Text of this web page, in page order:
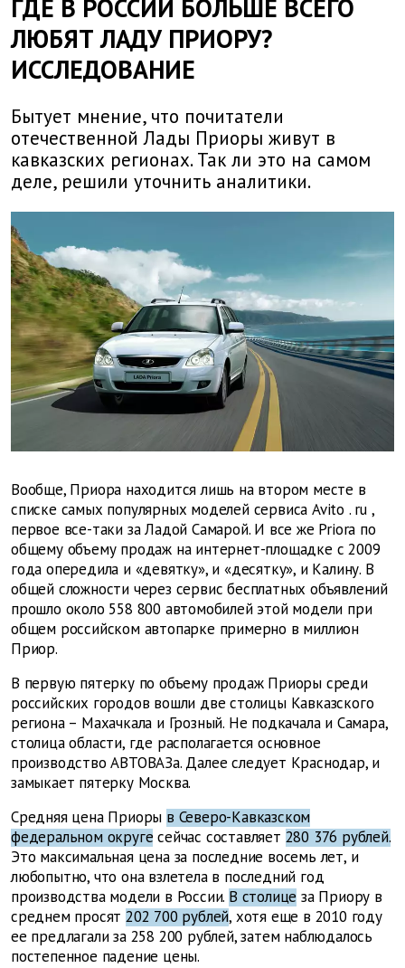
ГДЕ В РОССИИ БОЛЬШЕ ВСЕГО
ЛЮБЯТ ЛАДУ ПРИОРУ?
ИССЛЕДОВАНИЕ
Бытует мнение, что почитатели
отечественной Лады Приоры живут в
кавказских регионах. Так ли это на самом
деле, решили уточнить аналитики.
Вообще, Приора находится лишь на втором месте в
списке самых популярных моделей сервиса Avito . ru ,
первое все-таки за Ладой Самарой. И все же Priora по
общему объему продаж на интернет-площадке с 2009
года опередила и «девятку», и «десятку», и Калину. В
общей сложности через сервис бесплатных объявлений
прошло около 558 800 автомобилей этой модели при
общем российском автопарке примерно в миллион
Приор.
В первую пятерку по объему продаж Приоры среди
российских городов вошли две столицы Кавказского
региона – Махачкала и Грозный. Не подкачала и Самара,
столица области, где располагается основное
производство АВТОВАЗа. Далее следует Краснодар, и
замыкает пятерку Москва.
Средняя цена Приоры в Северо-Кавказском
федеральном округе сейчас составляет 280 376 рублей.
Это максимальная цена за последние восемь лет, и
любопытно, что она взлетела в последний год
производства модели в России. В столице за Приору в
среднем просят 202 700 рублей, хотя еще в 2010 году
ее предлагали за 258 200 рублей, затем наблюдалось
постепенное падение цены.